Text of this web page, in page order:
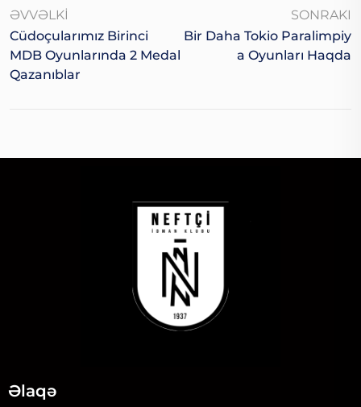
ƏVVƏLKI
Cüdoçularımız Birinci
MDB Oyunlarında 2 Medal
Qazanıblar
SONRAKI
Bir Daha Tokio Paralimpiy
A Oyunları Haqda
Əlaqə